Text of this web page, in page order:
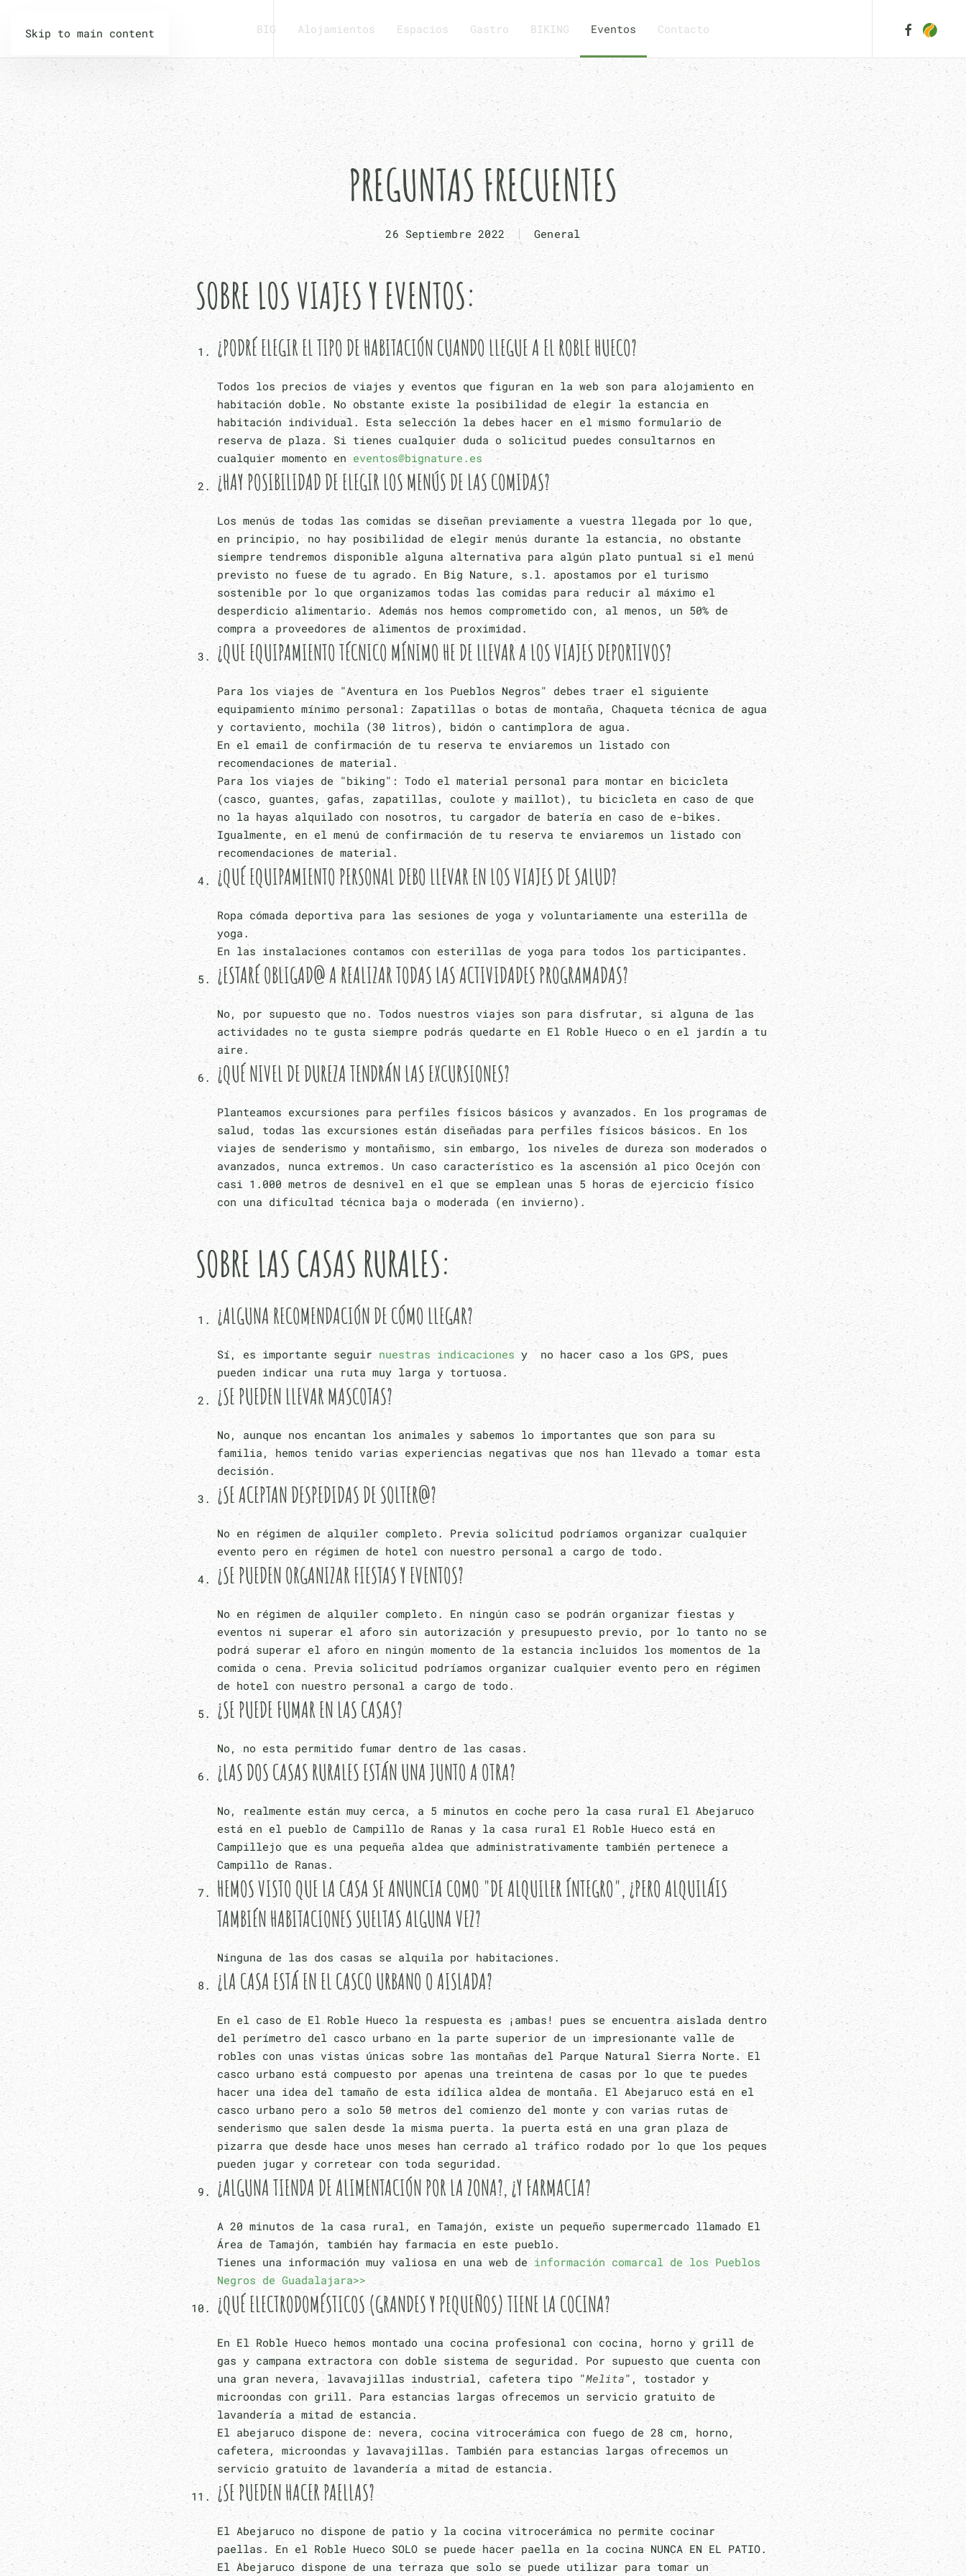
Skip to main content BIG Alojamientos Espacios Gastro BIKING Eventos Contacto
PREGUNTAS FRECUENTES
26 Septiembre 2022 General
SOBRE LOS VIAJES Y EVENTOS:
¿PODRÉ ELEGIR EL TIPO DE HABITACIÓN CUANDO LLEGUE A EL ROBLE HUECO?
Todos los precios de viajes y eventos que figuran en la web son para alojamiento en
habitación doble. No obstante existe la posibilidad de elegir la estancia en
habitación individual. Esta selección la debes hacer en el mismo formulario de
reserva de plaza. Si tienes cualquier duda o solicitud puedes consultarnos en
cualquier momento en eventos@bignature.es
¿HAY POSIBILIDAD DE ELEGIR LOS MENÚS DE LAS COMIDAS?
Los menús de todas las comidas se diseñan previamente a vuestra llegada por lo que,
en principio, no hay posibilidad de elegir menús durante la estancia, no obstante
siempre tendremos disponible alguna alternativa para algún plato puntual si el menú
previsto no fuese de tu agrado. En Big Nature, s.l. apostamos por el turismo
sostenible por lo que organizamos todas las comidas para reducir al máximo el
desperdicio alimentario. Además nos hemos comprometido con, al menos, un 50% de
compra a proveedores de alimentos de proximidad.
¿QUE EQUIPAMIENTO TÉCNICO MÍNIMO HE DE LLEVAR A LOS VIAJES DEPORTIVOS?
Para los viajes de "Aventura en los Pueblos Negros" debes traer el siguiente
equipamiento mínimo personal: Zapatillas o botas de montaña, Chaqueta técnica de agua
y cortaviento, mochila (30 litros), bidón o cantimplora de agua.
En el email de confirmación de tu reserva te enviaremos un listado con
recomendaciones de material.
Para los viajes de "biking": Todo el material personal para montar en bicicleta
(casco, guantes, gafas, zapatillas, coulote y maillot), tu bicicleta en caso de que
no la hayas alquilado con nosotros, tu cargador de batería en caso de e-bikes.
Igualmente, en el menú de confirmación de tu reserva te enviaremos un listado con
recomendaciones de material.
¿QUÉ EQUIPAMIENTO PERSONAL DEBO LLEVAR EN LOS VIAJES DE SALUD?
Ropa cómada deportiva para las sesiones de yoga y voluntariamente una esterilla de
yoga.
En las instalaciones contamos con esterillas de yoga para todos los participantes.
¿ESTARÉ OBLIGAD@ A REALIZAR TODAS LAS ACTIVIDADES PROGRAMADAS?
No, por supuesto que no. Todos nuestros viajes son para disfrutar, si alguna de las
actividades no te gusta siempre podrás quedarte en El Roble Hueco o en el jardín a tu
aire.
¿QUÉ NIVEL DE DUREZA TENDRÁN LAS EXCURSIONES?
Planteamos excursiones para perfiles físicos básicos y avanzados. En los programas de
salud, todas las excursiones están diseñadas para perfiles físicos básicos. En los
viajes de senderismo y montañismo, sin embargo, los niveles de dureza son moderados o
avanzados, nunca extremos. Un caso característico es la ascensión al pico Ocejón con
casi 1.000 metros de desnivel en el que se emplean unas 5 horas de ejercicio físico
con una dificultad técnica baja o moderada (en invierno).
SOBRE LAS CASAS RURALES:
¿ALGUNA RECOMENDACIÓN DE CÓMO LLEGAR?
Sí, es importante seguir nuestras indicacionesy no hacer caso a los GPS, pues
pueden indicar una ruta muy larga y tortuosa.
¿SE PUEDEN LLEVAR MASCOTAS?
No, aunque nos encantan los animales y sabemos lo importantes que son para su
familia, hemos tenido varias experiencias negativas que nos han llevado a tomar esta
decisión.
¿SE ACEPTAN DESPEDIDAS DE SOLTER@?
No en régimen de alquiler completo. Previa solicitud podríamos organizar cualquier
evento pero en régimen de hotel con nuestro personal a cargo de todo.
¿SE PUEDEN ORGANIZAR FIESTAS Y EVENTOS?
No en régimen de alquiler completo. En ningún caso se podrán organizar fiestas y
eventos ni superar el aforo sin autorización y presupuesto previo, por lo tanto no se
podrá superar el aforo en ningún momento de la estancia incluidos los momentos de la
comida o cena. Previa solicitud podríamos organizar cualquier evento pero en régimen
de hotel con nuestro personal a cargo de todo.
¿SE PUEDE FUMAR EN LAS CASAS?
No, no esta permitido fumar dentro de las casas.
¿LAS DOS CASAS RURALES ESTÁN UNA JUNTO A OTRA?
No, realmente están muy cerca, a 5 minutos en coche pero la casa rural El Abejaruco
está en el pueblo de Campillo de Ranas y la casa rural El Roble Hueco está en
Campillejo que es una pequeña aldea que administrativamente también pertenece a
Campillo de Ranas.
HEMOS VISTO QUE LA CASA SE ANUNCIA COMO "DE ALQUILER ÍNTEGRO", ¿PERO ALQUILÁIS
TAMBIÉN HABITACIONES SUELTAS ALGUNA VEZ?
Ninguna de las dos casas se alquila por habitaciones.
¿LA CASA ESTÁ EN EL CASCO URBANO O AISLADA?
En el caso de El Roble Hueco la respuesta es ¡ambas! pues se encuentra aislada dentro
del perímetro del casco urbano en la parte superior de un impresionante valle de
robles con unas vistas únicas sobre las montañas del Parque Natural Sierra Norte. El
casco urbano está compuesto por apenas una treintena de casas por lo que te puedes
hacer una idea del tamaño de esta idílica aldea de montaña. El Abejaruco está en el
casco urbano pero a solo 50 metros del comienzo del monte y con varias rutas de
senderismo que salen desde la misma puerta. la puerta está en una gran plaza de
pizarra que desde hace unos meses han cerrado al tráfico rodado por lo que los peques
pueden jugar y corretear con toda seguridad.
¿ALGUNA TIENDA DE ALIMENTACIÓN POR LA ZONA?, ¿Y FARMACIA?
A 20 minutos de la casa rural, en Tamajón, existe un pequeño supermercado llamado El
Área de Tamajón, también hay farmacia en este pueblo.
Tienes una información muy valiosa en una web de información comarcal de los Pueblos
Negros de Guadalajara>>
¿QUÉ ELECTRODOMÉSTICOS (GRANDES Y PEQUEÑOS) TIENE LA COCINA?
En El Roble Hueco hemos montado una cocina profesional con cocina, horno y grill de
gas y campana extractora con doble sistema de seguridad. Por supuesto que cuenta con
una gran nevera, lavavajillas industrial, cafetera tipo "Melita", tostador y
microondas con grill. Para estancias largas ofrecemos un servicio gratuito de
lavandería a mitad de estancia.
El abejaruco dispone de: nevera, cocina vitrocerámica con fuego de 28 cm, horno,
cafetera, microondas y lavavajillas. También para estancias largas ofrecemos un
servicio gratuito de lavandería a mitad de estancia.
¿SE PUEDEN HACER PAELLAS?
El Abejaruco no dispone de patio y la cocina vitrocerámica no permite cocinar
paellas. En el Roble Hueco SOLO se puede hacer paella en la cocina NUNCA EN EL PATIO.
El Abejaruco dispone de una terraza que solo se puede utilizar para tomar un